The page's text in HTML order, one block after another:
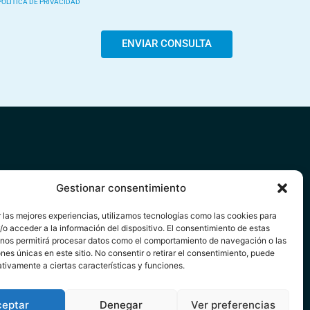
Gestionar consentimiento
las mejores experiencias, utilizamos tecnologías como las cookies para
o acceder a la información del dispositivo. El consentimiento de estas
permitirá procesar datos como el comportamiento de navegación o las
únicas en este sitio. No consentir o retirar el consentimiento, puede
a ciertas características y funciones.
Denegar Ver preferencias
DE PRIVACIDAD
ENVIAR CONSULTA
LEGAL
DE PRIVACIDAD
DE COOKIES